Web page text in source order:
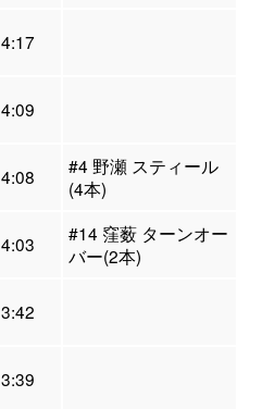
4:17
4:09
4:08
#4 野瀬 スティール
(4本)
4:03
#14 窪薮 ターンオー
バー(2本)
3:42
3:39